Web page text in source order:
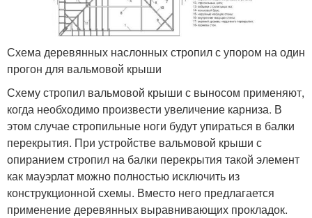
Схема деревянных наслонных стропил с упором на один
прогон для вальмовой крыши
Схему стропил вальмовой крыши с выносом применяют,
когда необходимо произвести увеличение карниза. В
этом случае стропильные ноги будут упираться в балки
перекрытия. При устройстве вальмовой крыши с
опиранием стропил на балки перекрытия такой элемент
как мауэрлат можно полностью исключить из
конструкционной схемы. Вместо него предлагается
применение деревянных выравнивающих прокладок.